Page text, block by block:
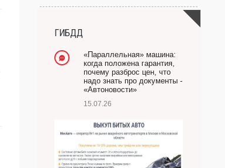
-- Самое большое богатство — это ум. Самая
большая нищета — глупость. Из всех страхов самый
-- Лучшее, что можно сделать с хорошим советом,
это пропустить его мимо ушей. Он никогда не бывает
полезен никому, кроме того, кто его дал.
-- Люблю давать советы и очень не люблю, когда их
дают мне.
ГИБДД
«Параллельная» машина:
когда положена гарантия,
почему разброс цен, что
надо знать про документы -
«Автоновости»
15.07.26